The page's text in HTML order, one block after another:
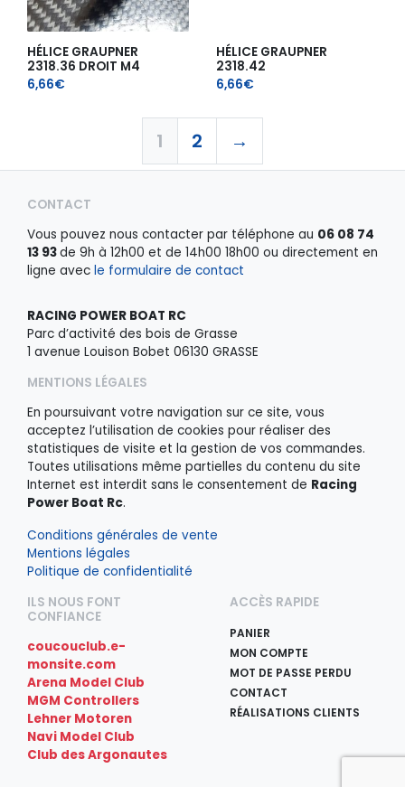
HÉLICE GRAUPNER
2318.36 DROIT M4
6,66€
HÉLICE GRAUPNER
2318.42
6,66€
1 2 →
CONTACT
Vous pouvez nous contacter par téléphone au 06 08 74
13 93de 9h à 12h00 et de 14h00 18h00 ou directement en
ligne avec le formulaire de contact
RACING POWER BOAT RC
Parc d’activité des bois de Grasse
1 avenue Louison Bobet 06130 GRASSE
MENTIONS LÉGALES
En poursuivant votre navigation sur ce site, vous
acceptez l’utilisation de cookies pour réaliser des
statistiques de visite et la gestion de vos commandes.
Toutes utilisations même partielles du contenu du site
Internet est interdit sans le consentement de Racing
Power Boat Rc.
Conditions générales de vente
Mentions légales
Politique de confidentialité
ILS NOUS FONT
CONFIANCE
coucouclub.e-
monsite.com
Arena Model Club
MGM Controllers
Lehner Motoren
Navi Model Club
Club des Argonautes
ACCÈS RAPIDE
PANIER
MON COMPTE
MOT DE PASSE PERDU
CONTACT
RÉALISATIONS CLIENTS